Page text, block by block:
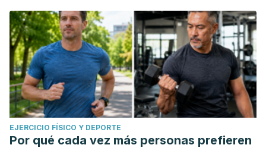
EJERCICIO FÍSICO Y DEPORTE
Por qué cada vez más personas prefieren